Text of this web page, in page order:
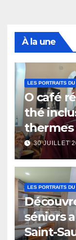
À la une
LES PORTRAITS
O café
thé
thermes
Eaux
30 JUILLET
LES PORTRAITS
séniors
Saint-